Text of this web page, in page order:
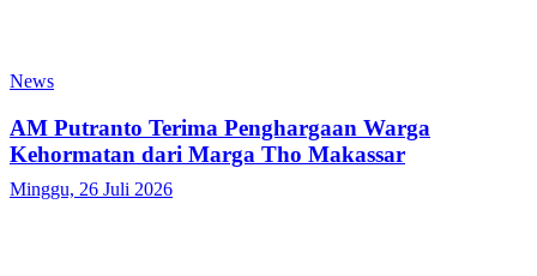
News
AM Putranto Terima Penghargaan Warga
Kehormatan dari Marga Tho Makassar
Minggu, 26 Juli 2026